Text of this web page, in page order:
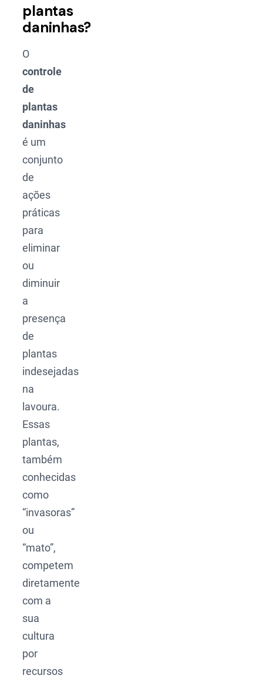
plantas
daninhas?
O
controle
de
plantas
daninhas
é um
conjunto
de
ações
práticas
para
eliminar
ou
diminuir
a
presença
de
plantas
indesejadas
na
lavoura.
Essas
plantas,
também
conhecidas
como
“invasoras”
ou
“mato”,
competem
diretamente
com a
sua
cultura
por
recursos